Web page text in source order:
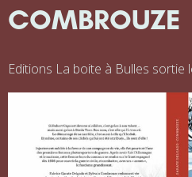
COMBROUZE
Editions La boite à Bulles sortie